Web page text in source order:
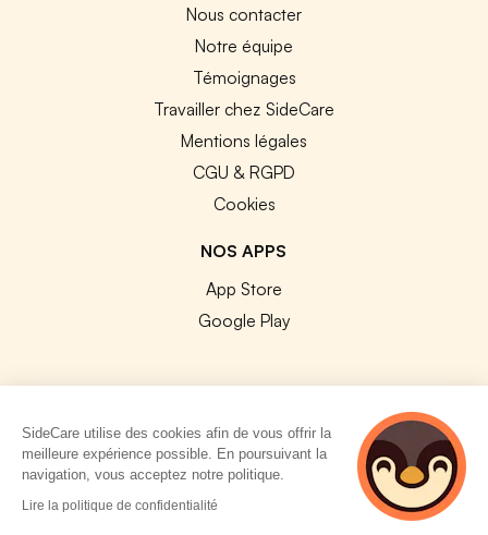
Nous contacter
Notre équipe
Témoignages
Travailler chez SideCare
Mentions légales
CGU & RGPD
Cookies
NOS APPS
App Store
Google Play
© 2026 SideCare. Tous droits réservés.
SideCare utilise des cookies afin de vous offrir la
meilleure expérience possible. En poursuivant la
navigation, vous acceptez notre politique.
Lire la politique de confidentialité
4 personnes
consultent